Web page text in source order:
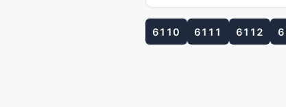
6110 6111 6112